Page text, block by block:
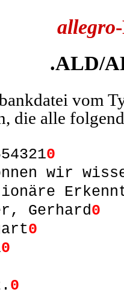
allegro
.ALD/
vom
die alle
0
wir
Gerhard0
0
0
0